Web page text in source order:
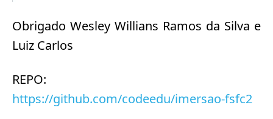
Obrigado Wesley Willians Ramos da Silva e
Luiz Carlos
REPO:
https://github.com/codeedu/imersao-fsfc2